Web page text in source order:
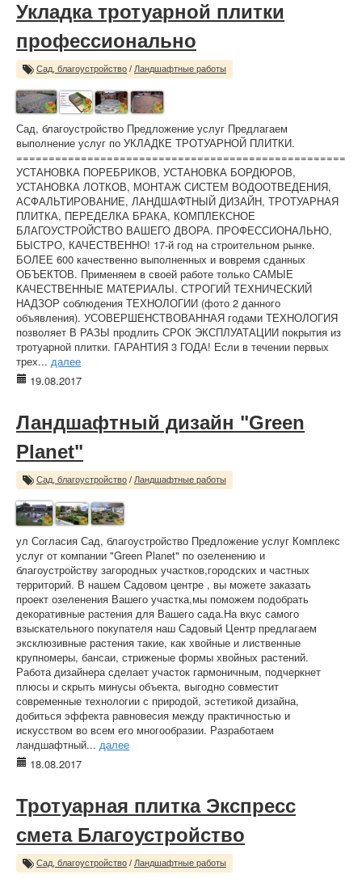
Укладка тротуарной плитки
профессионально
Сад, благоустройство / Ландшафтные работы
Сад, благоустройство Предложение услуг Предлагаем
выполнение услуг по УКЛАДКЕ ТРОТУАРНОЙ ПЛИТКИ.
===================================================
УСТАНОВКА ПОРЕБРИКОВ, УСТАНОВКА БОРДЮРОВ,
УСТАНОВКА ЛОТКОВ, МОНТАЖ СИСТЕМ ВОДООТВЕДЕНИЯ,
АСФАЛЬТИРОВАНИЕ, ЛАНДШАФТНЫЙ ДИЗАЙН, ТРОТУАРНАЯ
ПЛИТКА, ПЕРЕДЕЛКА БРАКА, КОМПЛЕКСНОЕ
БЛАГОУСТРОЙСТВО ВАШЕГО ДВОРА. ПРОФЕССИОНАЛЬНО,
БЫСТРО, КАЧЕСТВЕННО! 17-й год на строительном рынке.
БОЛЕЕ 600 качественно выполненных и вовремя сданных
ОБЪЕКТОВ. Применяем в своей работе только САМЫЕ
КАЧЕСТВЕННЫЕ МАТЕРИАЛЫ. СТРОГИЙ ТЕХНИЧЕСКИЙ
НАДЗОР соблюдения ТЕХНОЛОГИИ (фото 2 данного
объявления). УСОВЕРШЕНСТВОВАННАЯ годами ТЕХНОЛОГИЯ
позволяет В РАЗЫ продлить СРОК ЭКСПЛУАТАЦИИ покрытия из
тротуарной плитки. ГАРАНТИЯ 3 ГОДА! Если в течении первых
трех... далее
19.08.2017
Ландшафтный дизайн "Green
Planet"
Сад, благоустройство / Ландшафтные работы
ул Согласия Сад, благоустройство Предложение услуг Комплекс
услуг от компании "Green Planet" по озеленению и
благоустройству загородных участков,городских и частных
территорий. В нашем Садовом центре , вы можете заказать
проект озеленения Вашего участка,мы поможем подобрать
декоративные растения для Вашего сада.На вкус самого
взыскательного покупателя наш Садовый Центр предлагаем
эксклюзивные растения такие, как хвойные и лиственные
крупномеры, бансаи, стриженые формы хвойных растений.
Работа дизайнера сделает участок гармоничным, подчеркнет
плюсы и скрыть минусы объекта, выгодно совместит
современные технологии с природой, эстетикой дизайна,
добиться эффекта равновесия между практичностью и
искусством во всем его многообразии. Разработаем
ландшафтный... далее
18.08.2017
Тротуарная плитка Экспресс
смета Благоустройство
Сад, благоустройство / Ландшафтные работы